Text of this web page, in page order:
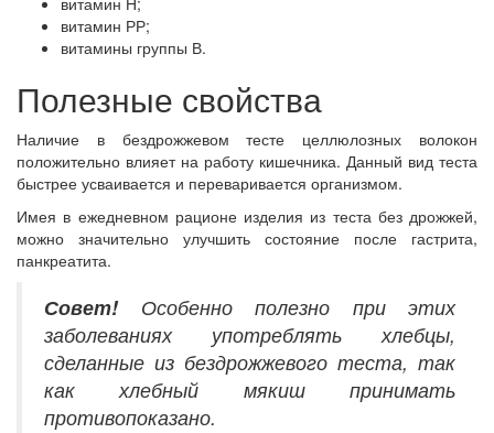
витамин РР;
витамины группы В.
Полезные свойства
Наличие в бездрожжевом тесте целлюлозных волокон
положительно влияет на работу кишечника. Данный вид теста
быстрее усваивается и переваривается организмом.
Имея в ежедневном рационе изделия из теста без дрожжей,
можно значительно улучшить состояние после гастрита,
панкреатита.
Совет!Особенно полезно при этих
заболеваниях употреблять хлебцы,
сделанные из бездрожжевого теста, так
как хлебный мякиш принимать
противопоказано.